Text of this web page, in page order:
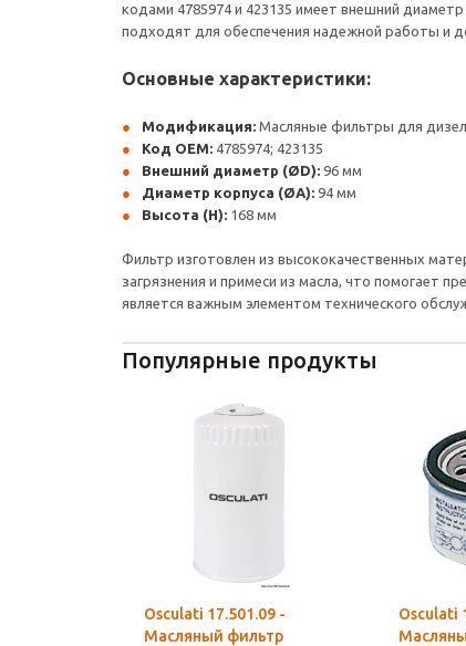
кодами 4785974 и 423135 имеет внешний
подходят для обеспечения надежной работы и
Основные характеристики:
Модификация: Масляные фильтры для
Код OEM: 4785974; 423135
Внешний диаметр (ØD): 96 мм
Диаметр корпуса (ØA): 94 мм
Высота (H): 168 мм
Фильтр изготовлен из высококачественных
загрязнения и примеси из масла, что помогает
является важным элементом технического
Популярные продукты
Osculati 17.501.09 -
Масляный фильтр
Osculati